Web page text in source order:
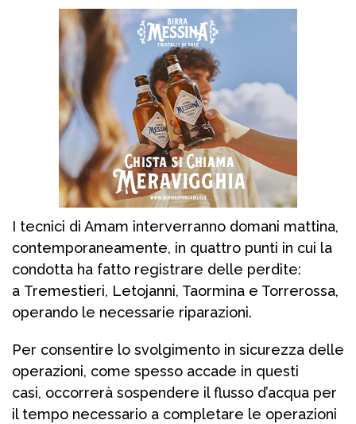
I tecnici di Amam interverranno domani mattina,
contemporaneamente, in quattro punti in cui la
condotta ha fatto registrare delle perdite:
a Tremestieri, Letojanni, Taormina e Torrerossa,
operando le necessarie riparazioni.
Per consentire lo svolgimento in sicurezza delle
operazioni, come spesso accade in questi
casi, occorrerà sospendere il flusso d’acqua per
il tempo necessario a completare le operazioni